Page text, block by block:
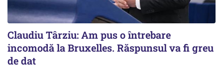
Claudiu Târziu: Am pus o întrebare
incomodă la Bruxelles. Răspunsul va fi greu
de dat